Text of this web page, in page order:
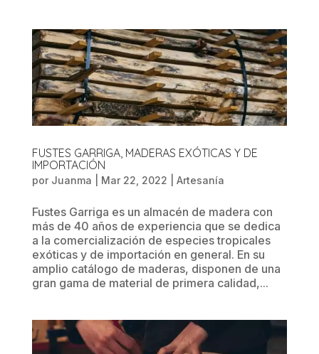
FUSTES GARRIGA, MADERAS EXÓTICAS Y DE
IMPORTACIÓN
por Juanma Mar 22, 2022 Artesanía
Fustes Garriga es un almacén de madera con
más de 40 años de experiencia que se dedica
a la comercialización de especies tropicales
exóticas y de importación en general. En su
amplio catálogo de maderas, disponen de una
gran gama de material de primera calidad,...